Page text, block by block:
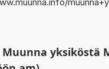
Muunna yksiköstä